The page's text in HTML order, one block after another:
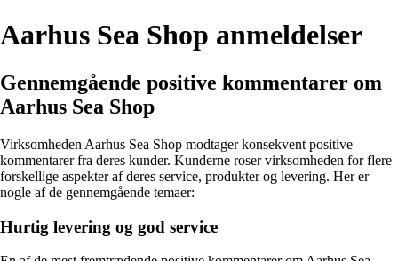
Aarhus Sea Shop anmeldelser
Gennemgående positive kommentarer om
Aarhus Sea Shop
Virksomheden Aarhus Sea Shop modtager konsekvent positive
kommentarer fra deres kunder. Kunderne roser virksomheden for flere
forskellige aspekter af deres service, produkter og levering. Her er
nogle af de gennemgående temaer:
Hurtig levering og god service